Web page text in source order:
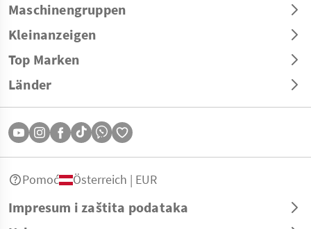
Maschinengruppen
Kleinanzeigen
Top Marken
Länder
Impresum i zaštita podataka
Pomoć Österreich | EUR